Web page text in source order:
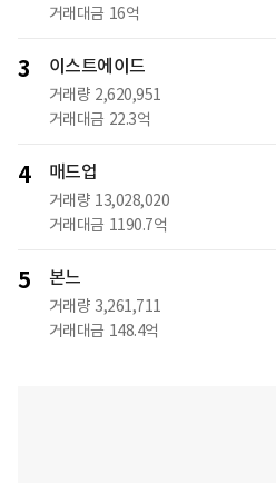
거래대금 16억
3 이스트에이드
거래량 2,620,951
거래대금 22.3억
4 매드업
거래량 13,028,020
거래대금 1190.7억
5 본느
거래량 3,261,711
거래대금 148.4억